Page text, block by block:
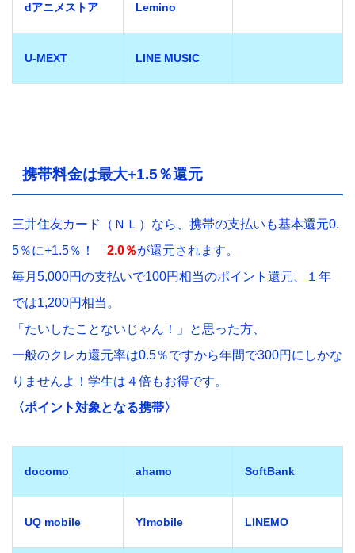
dアニメストア Lemino
U-MEXT LINE MUSIC
携帯料金は最大+1.5％還元
三井住友カード（ＮＬ）なら、携帯の支払いも基本還元0.
5％に+1.5％！ 2.0％が還元されます。
毎月5,000円の支払いで100円相当のポイント還元、１年
では1,200円相当。
「たいしたことないじゃん！」と思った方、
一般のクレカ還元率は0.5％ですから年間で300円にしかな
りませんよ！学生は４倍もお得です。
〈ポイント対象となる携帯〉
docomo ahamo SoftBank
UQ mobile Y!mobile LINEMO